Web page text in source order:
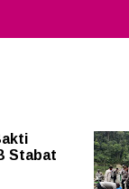
Stabat